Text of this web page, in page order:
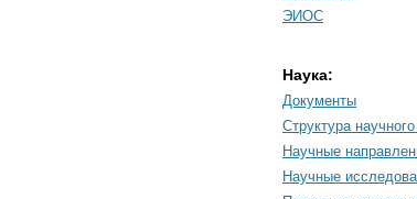
ЭИОС
Наука:
Документы
Cтруктура
Научные
Научные